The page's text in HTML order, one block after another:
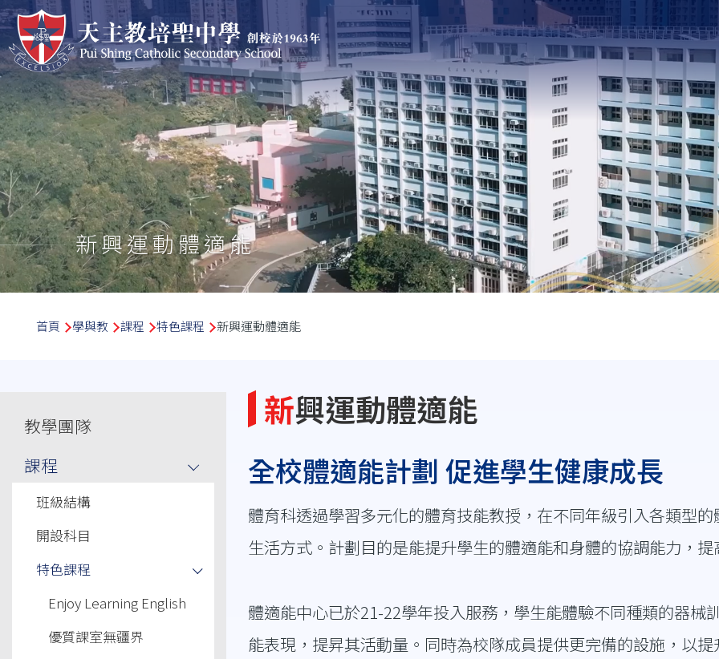
移至主內容
新興運動體適能
航
首頁 學與教 課程 特色課程 新興運動體適能
新興運動體適能
全校體適能計劃 促進學生健康成長
體育科透過學習多元化的體育技能教授，在不同年級引入各類型
生活方式。計劃目的是能提升學生的體適能和身體的協調能力，
體適能中心已於21-22學年投入服務，學生能體驗不同種類的器械
能表現，提昇其活動量。同時為校隊成員提供更完備的設施，以
navigation
教學團隊
課程
班級結構
開設科目
特色課程
Enjoy Learning English
優質課室無疆界